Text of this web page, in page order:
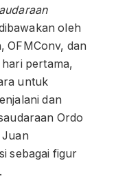
oleh
OFMConv, dan
hari pertama,
untuk
dan
Ordo
Juan
sebagai figur